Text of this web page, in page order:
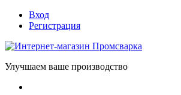
Вход
Регистрация
Улучшаем ваше производство